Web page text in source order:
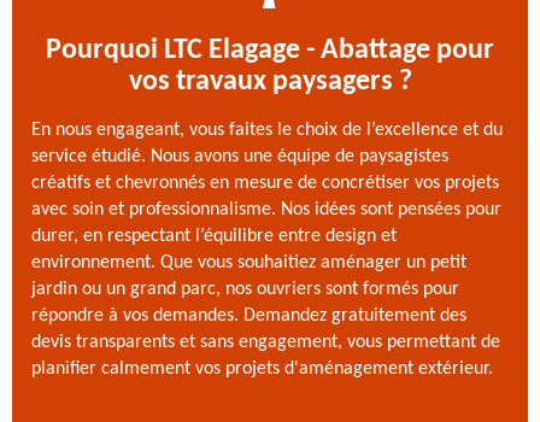
Pourquoi LTC Elagage - Abattage pour
vos travaux paysagers ?
En nous engageant, vous faites le choix de l’excellence et du
service étudié. Nous avons une équipe de paysagistes
créatifs et chevronnés en mesure de concrétiser vos projets
avec soin et professionnalisme. Nos idées sont pensées pour
durer, en respectant l’équilibre entre design et
environnement. Que vous souhaitiez aménager un petit
jardin ou un grand parc, nos ouvriers sont formés pour
répondre à vos demandes. Demandez gratuitement des
devis transparents et sans engagement, vous permettant de
planifier calmement vos projets d'aménagement extérieur.